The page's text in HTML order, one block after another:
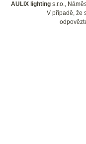
AULIX lighting s.r.o.,
V případě, že